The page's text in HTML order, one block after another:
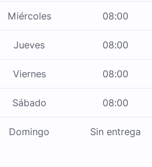
Miércoles 08:00
Jueves 08:00
Viernes 08:00
Sábado 08:00
Domingo Sin entrega